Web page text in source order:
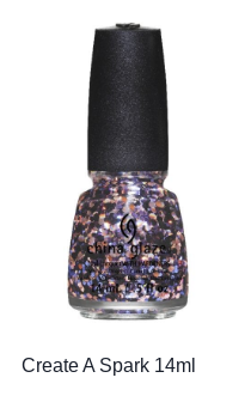
Create A Spark 14ml